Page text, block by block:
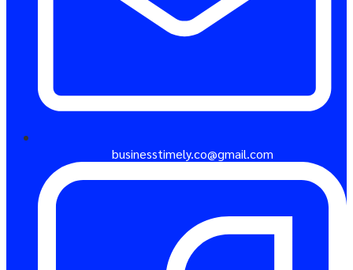
businesstimely.co@gmail.com